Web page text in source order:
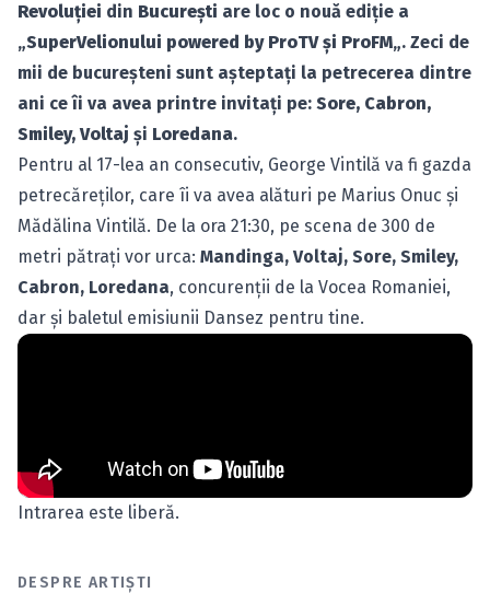
Revoluţiei din Bucureşti are loc o nouă ediţie a
„SuperVelionului powered by ProTV şi ProFM„. Zeci de
mii de bucureşteni sunt aşteptaţi la petrecerea dintre
ani ce îi va avea printre invitaţi pe: Sore, Cabron,
Smiley, Voltaj şi Loredana.
Pentru al 17-lea an consecutiv, George Vintilă va fi gazda
petrecăreţilor, care îi va avea alături pe Marius Onuc şi
Mădălina Vintilă. De la ora 21:30, pe scena de 300 de
metri pătraţi vor urca: Mandinga, Voltaj, Sore, Smiley,
Cabron, Loredana, concurenţii de la Vocea Romaniei,
dar şi baletul emisiunii Dansez pentru tine.
Intrarea este liberă.
DESPRE ARTIȘTI